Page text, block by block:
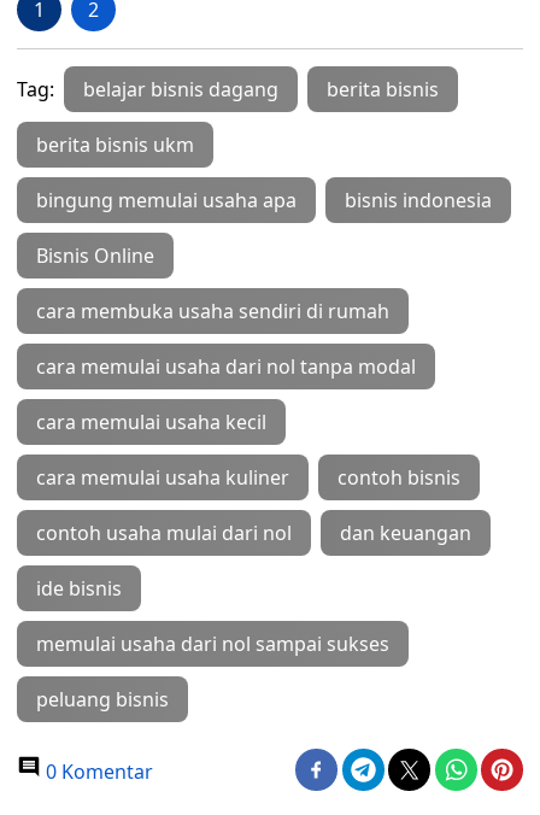
1 2
Tag: belajar bisnis dagang berita bisnis
berita bisnis ukm
bingung memulai usaha apa bisnis indonesia
Bisnis Online
cara membuka usaha sendiri di rumah
cara memulai usaha dari nol tanpa modal
cara memulai usaha kecil
cara memulai usaha kuliner contoh bisnis
contoh usaha mulai dari nol dan keuangan
ide bisnis
memulai usaha dari nol sampai sukses
peluang bisnis
0 Komentar